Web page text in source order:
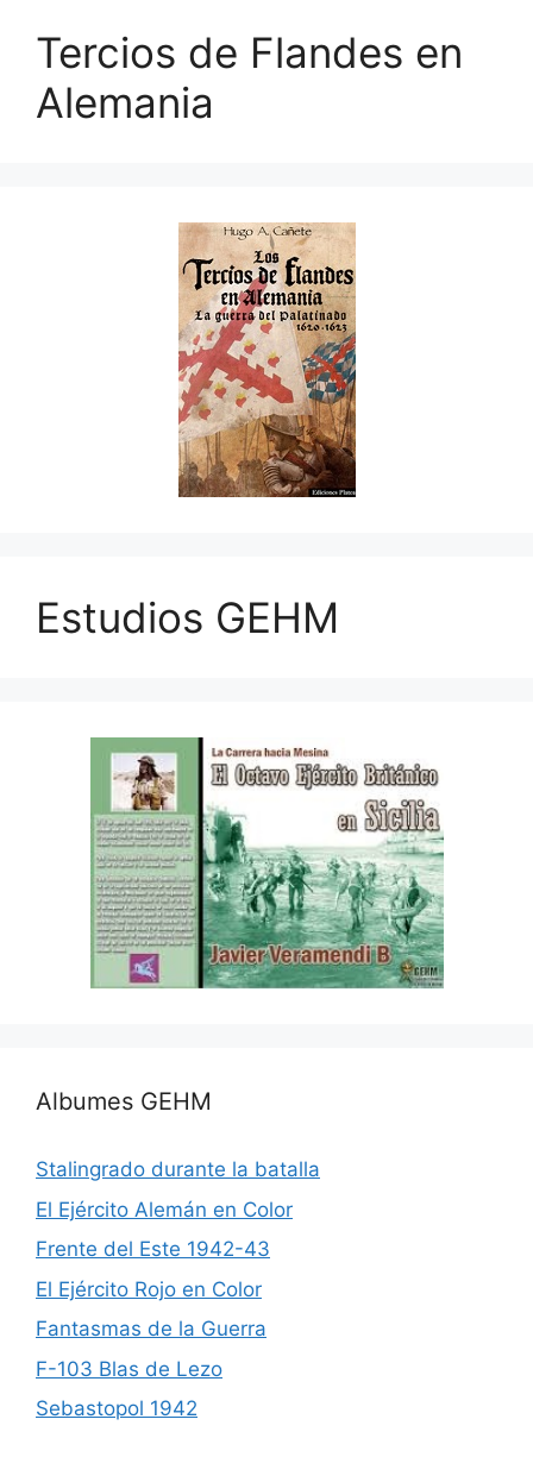
Tercios de Flandes en
Alemania
Estudios GEHM
Albumes GEHM
Stalingrado durante la batalla
El Ejército Alemán en Color
Frente del Este 1942-43
El Ejército Rojo en Color
Fantasmas de la Guerra
F-103 Blas de Lezo
Sebastopol 1942